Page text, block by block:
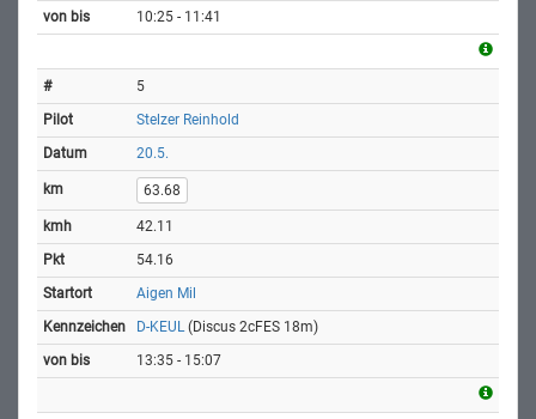
10:25 - 11:41
5
Stelzer Reinhold
20.5.
63.68
42.11
54.16
Aigen Mil
D-KEUL (Discus 2cFES 18m)
13:35 - 15:07